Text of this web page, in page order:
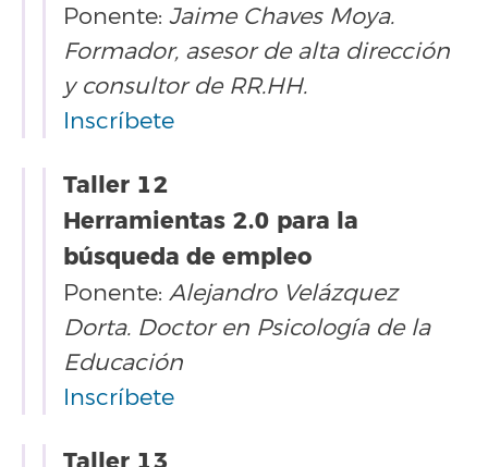
Ponente: Jaime Chaves Moya.
Formador, asesor de alta dirección
y consultor de RR.HH.
Inscríbete
Taller 12
Herramientas 2.0 para la
búsqueda de empleo
Ponente: Alejandro Velázquez
Dorta. Doctor en Psicología de la
Educación
Inscríbete